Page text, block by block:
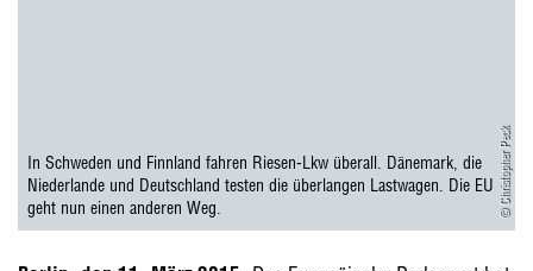
© Christopher Peck
In Schweden und Finnland fahren Riesen-Lkw überall. Dänemark, die
Niederlande und Deutschland testen die überlangen Lastwagen. Die EU
geht nun einen anderen Weg.